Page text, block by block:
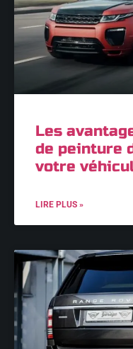
Les
de peinture
votre
LIRE PLUS »